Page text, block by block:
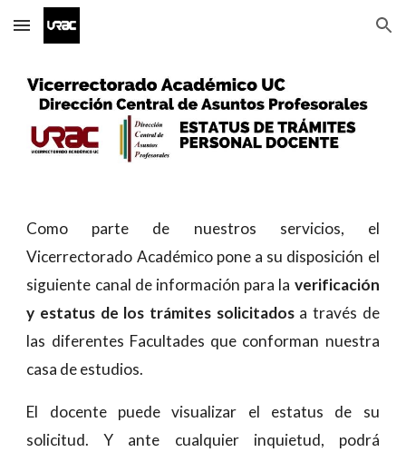
Skip to main content Skip to navigation
Como parte de nuestros servicios, el
Vicerrectorado Académico pone a su disposición el
siguiente canal de información para la verificación
y estatus de los trámites solicitadosa través de
las diferentes Facultades que conforman nuestra
casa de estudios.
El docente puede visualizar el estatus de su
solicitud. Y ante cualquier inquietud, podrá